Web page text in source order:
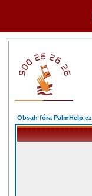
Obsah fóra PalmHelp.cz